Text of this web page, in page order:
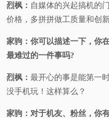
烈枫： 自媒体的兴起搞机的
价格，多拼拼做工质量和创
家驹：你可以描述一下，你
最难过的一件事吗?
烈枫：最开心的事是能第一
没手机玩！这样算么？
家驹：对于机友、粉丝，你